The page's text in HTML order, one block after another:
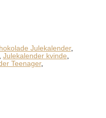
Julekalender,
, Julekalender kvinde,
Teenager,